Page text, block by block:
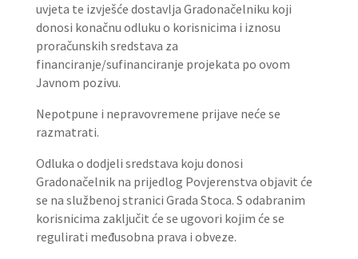
uvjeta te izvješće dostavlja Gradonačelniku koji
donosi konačnu odluku o korisnicima i iznosu
proračunskih sredstava za
financiranje/sufinanciranje projekata po ovom
Javnom pozivu.
Nepotpune i nepravovremene prijave neće se
razmatrati.
Odluka o dodjeli sredstava koju donosi
Gradonačelnik na prijedlog Povjerenstva objavit će
se na službenoj stranici Grada Stoca. S odabranim
korisnicima zaključit će se ugovori kojim će se
regulirati međusobna prava i obveze.